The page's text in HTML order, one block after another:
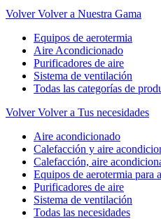
Volver Volver a Nuestra Gama
Equipos de aerotermia
Aire Acondicionado
Purificadores de aire
Sistema de ventilación
Todas las categorías de
Volver Volver a Tus necesidades
Aire acondicionado
Calefacción y aire
Calefacción, aire
Equipos de aerotermia para
Purificadores de aire
Sistema de ventilación
Todas las necesidades